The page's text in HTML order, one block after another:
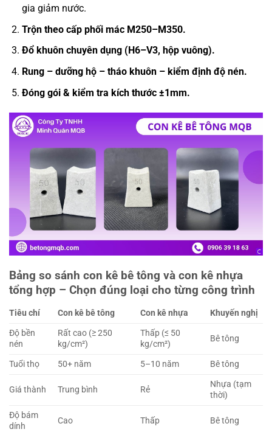
gia giảm nước.
Trộn theo cấp phối mác M250–M350.
Đổ khuôn chuyên dụng (H6–V3, hộp vuông).
Rung – dưỡng hộ – tháo khuôn – kiểm định độ nén.
Đóng gói & kiểm tra kích thước ±1mm.
Bảng so sánh con kê bê tông và con kê nhựa
tổng hợp – Chọn đúng loại cho từng công trình
Tiêu chí Con kê bê tông Con kê nhựa
Khuyến nghị
Độ bền
nén
Rất cao (≥ 250
kg/cm²)
Thấp (≤ 50
kg/cm²)
Bê tông
Tuổi thọ 50+ năm 5–10 năm Bê tông
Giá thành Trung bình Rẻ
Nhựa (tạm
thời)
Độ bám
dính
Cao Thấp Bê tông